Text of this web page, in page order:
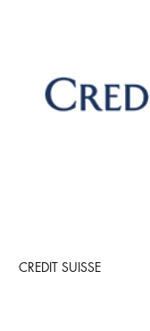
CREDIT SUISSE